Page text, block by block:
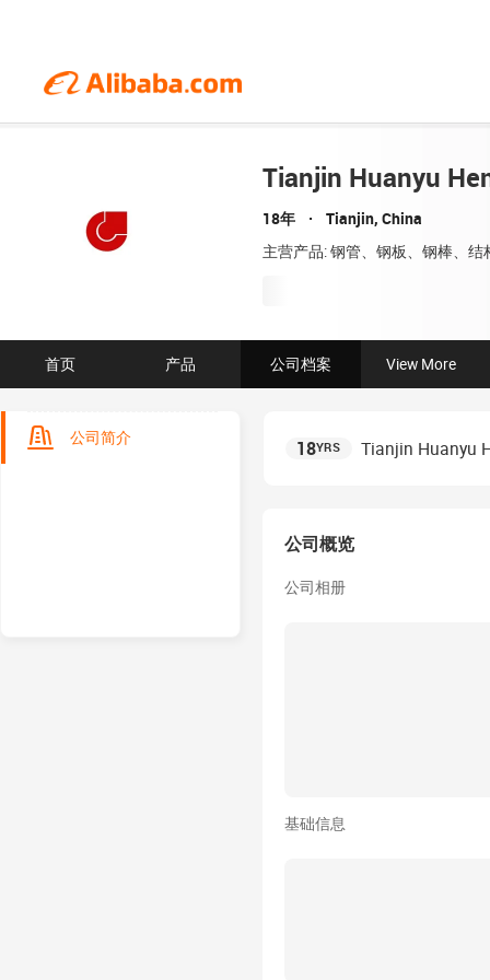
Tianjin Huanyu
18年 Tianjin, China
主营产品: 钢管、钢板、钢棒、结
首页 产品 公司档案 View More
公司简介 18YRS Tianjin Huanyu
公司概览
公司相册
基础信息